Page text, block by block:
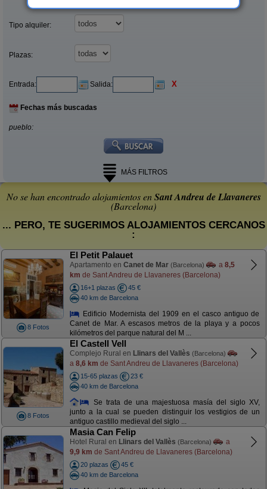
Tipo alquiler:
Plazas:
Entrada: Salida: X
Fechas más buscadas
pueblo:
MÁS FILTROS
No se han encontrado alojamientos enSant Andreu de Llavaneres
(Barcelona)
... PERO, TE SUGERIMOS ALOJAMIENTOS CERCANOS
:
8 Fotos
El Petit Palauet
Apartamento en Canet de Mar (Barcelona) a 8,5
km de Sant Andreu de Llavaneres (Barcelona)
16+1 plazas
45 €
40 km de Barcelona
Edificio Modernista del 1909 en el casco antiguo de
Canet de Mar. A escasos metros de la playa y a pocos
kilómetros del parque natural del M ...
8 Fotos
El Castell Vell
Complejo Rural en Llinars del Vallès (Barcelona)
a 8,6 km de Sant Andreu de Llavaneres (Barcelona)
15-65 plazas
23 €
40 km de Barcelona
Se trata de una majestuosa masía del siglo XV,
junto a la cual se pueden distinguir los vestigios de un
antiguo castillo medieval del siglo ...
Masia Can Felip
Hotel Rural en Llinars del Vallès (Barcelona)
a
9,9 km de Sant Andreu de Llavaneres (Barcelona)
20 plazas
45 €
40 km de Barcelona